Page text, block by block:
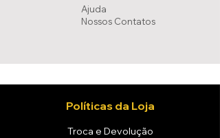
Ajuda
Nossos Contatos
Políticas da Loja
Troca e Devolução